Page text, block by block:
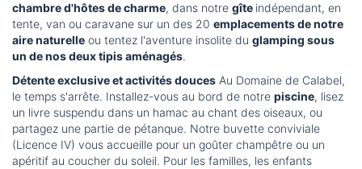
chambre d'hôtes de charme, dans notre gîte indépendant, en
tente, van ou caravane sur un des 20 emplacements de notre
aire naturelle ou tentez l'aventure insolite du glamping sous
un de nos deux tipis aménagés.
Détente exclusive et activités douces Au Domaine de Calabel,
le temps s'arrête. Installez-vous au bord de notre piscine, lisez
un livre suspendu dans un hamac au chant des oiseaux, ou
partagez une partie de pétanque. Notre buvette conviviale
(Licence IV) vous accueille pour un goûter champêtre ou un
apéritif au coucher du soleil. Pour les familles, les enfants